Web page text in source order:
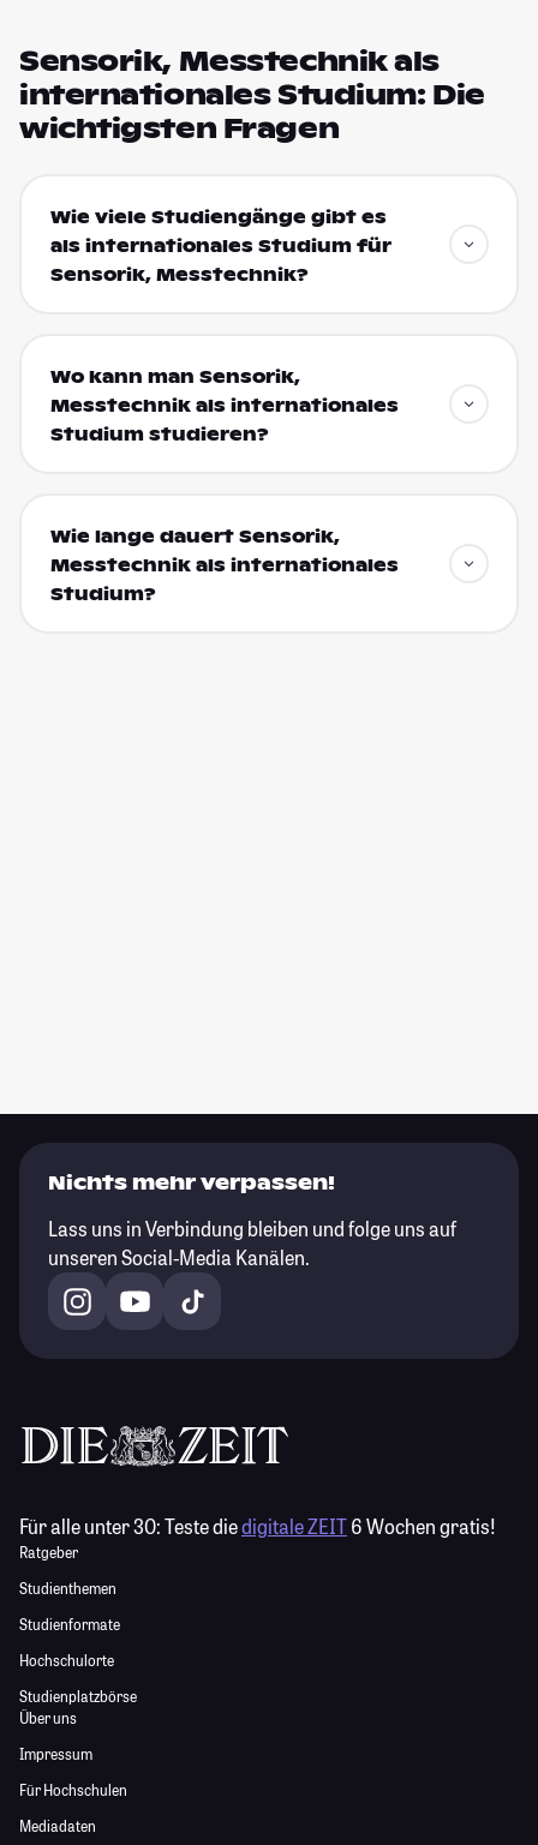
Sensorik, Messtechnik als
internationales Studium: Die
wichtigsten Fragen
Wie viele Studiengänge gibt es
als internationales Studium für
Sensorik, Messtechnik?
Wo kann man Sensorik,
Messtechnik als internationales
Studium studieren?
Wie lange dauert Sensorik,
Messtechnik als internationales
Studium?
Nichts mehr verpassen!
Lass uns in Verbindung bleiben und folge uns auf
unseren Social-Media Kanälen.
Für alle unter 30:Teste diedigitale ZEIT6 Wochen gratis!
Ratgeber
Studienthemen
Studienformate
Hochschulorte
Studienplatzbörse
Über uns
Impressum
Für Hochschulen
Mediadaten